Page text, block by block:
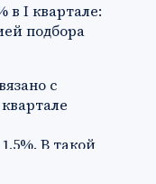
в I квартале:
подбора
с
В такой